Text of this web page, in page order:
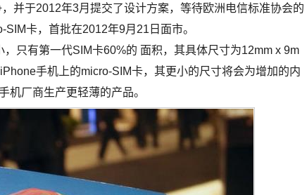
并于2012年3月提交了设计方案，等待欧洲电信标准协会的
卡，首批在2012年9月21日面市。
只有第一代SIM卡60%的 面积，其具体尺寸为12mm x 9m
手机上的micro-SIM卡，其更小的尺寸将会为增加的内
机厂商生产更轻薄的产品。